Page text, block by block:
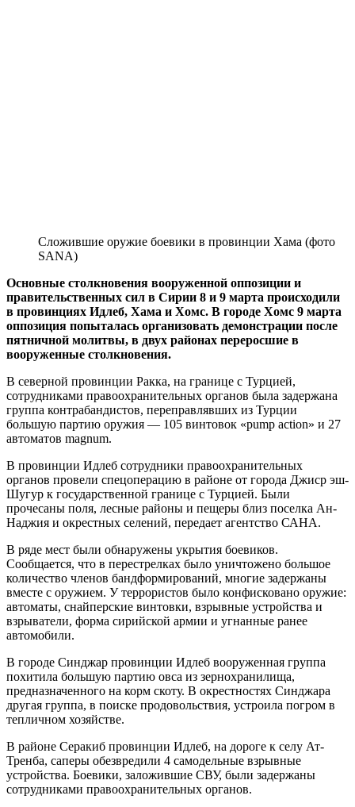
Сложившие оружие боевики в провинции Хама (фото
SANA)
Основные столкновения вооруженной оппозиции и
правительственных сил в Сирии 8 и 9 марта происходили
в провинциях Идлеб, Хама и Хомс. В городе Хомс 9 марта
оппозиция попыталась организовать демонстрации после
пятничной молитвы, в двух районах переросшие в
вооруженные столкновения.
В северной провинции Ракка, на границе с Турцией,
сотрудниками правоохранительных органов была задержана
группа контрабандистов, переправлявших из Турции
большую партию оружия — 105 винтовок «pump action» и 27
автоматов magnum.
В провинции Идлеб сотрудники правоохранительных
органов провели спецоперацию в районе от города Джиср эш-
Шугур к государственной границе с Турцией. Были
прочесаны поля, лесные районы и пещеры близ поселка Ан-
Наджия и окрестных селений, передает агентство САНА.
В ряде мест были обнаружены укрытия боевиков.
Сообщается, что в перестрелках было уничтожено большое
количество членов бандформирований, многие задержаны
вместе с оружием. У террористов было конфисковано оружие:
автоматы, снайперские винтовки, взрывные устройства и
взрыватели, форма сирийской армии и угнанные ранее
автомобили.
В городе Синджар провинции Идлеб вооруженная группа
похитила большую партию овса из зернохранилища,
предназначенного на корм скоту. В окрестностях Синджара
другая группа, в поиске продовольствия, устроила погром в
тепличном хозяйстве.
В районе Серакиб провинции Идлеб, на дороге к селу Ат-
Тренба, саперы обезвредили 4 самодельные взрывные
устройства. Боевики, заложившие СВУ, были задержаны
сотрудниками правоохранительных органов.